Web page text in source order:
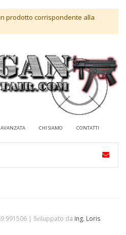
prodotto corrispondente alla
CHI SIAMO CONTATTI
991506 | Sviluppato da ing. Loris